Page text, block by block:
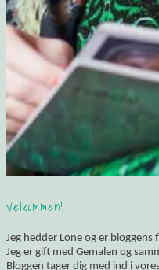
Velkommen!
Jeg hedder Lone og er
Jeg er gift med Gemalen og
Bloggen tager dig med ind i